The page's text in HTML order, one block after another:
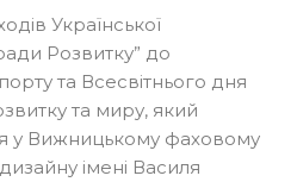
Української
Розвитку” до
та Всесвітнього дня
та миру, який
у Вижницькому фаховому
імені Василя